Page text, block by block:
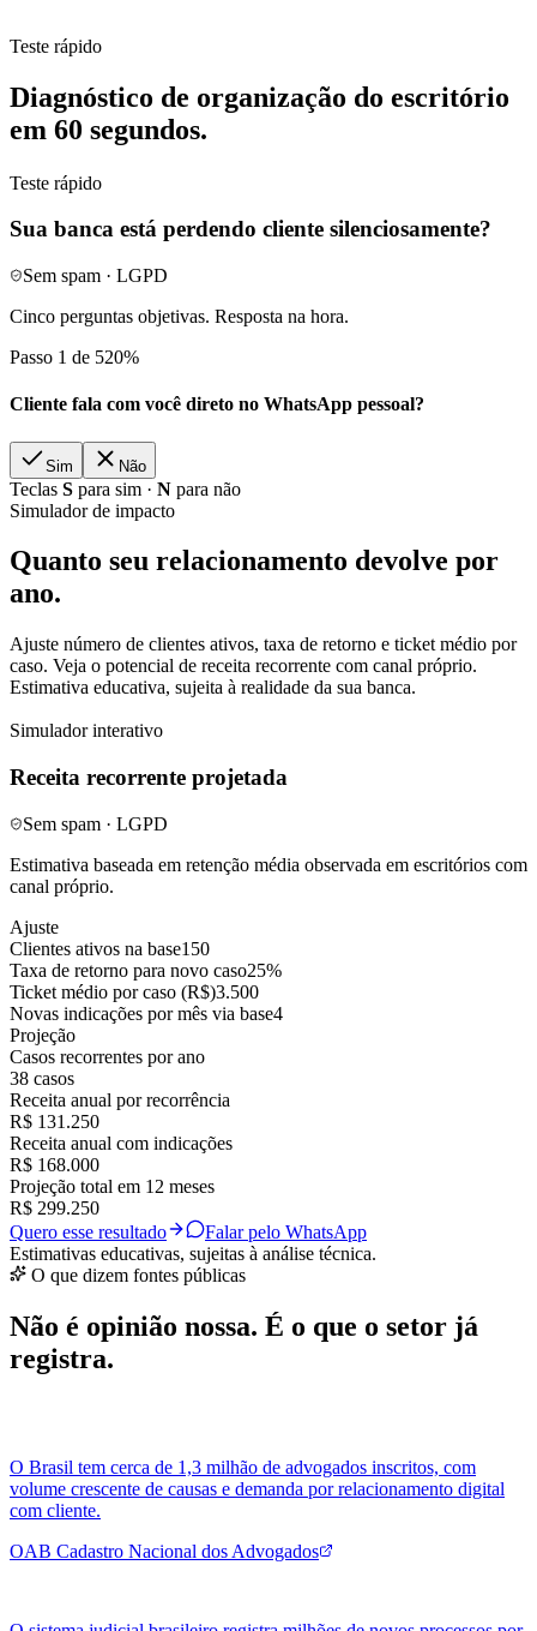
Teste rápido
Diagnóstico de organização do escritório
em 60 segundos.
Teste rápido
Sua banca está perdendo cliente silenciosamente?
Sem spam · LGPD
Cinco perguntas objetivas. Resposta na hora.
Passo 1 de 520%
Cliente fala com você direto no WhatsApp pessoal?
Sim Não
Teclas S para sim · N para não
Simulador de impacto
Quanto seu relacionamento devolve por
ano.
Ajuste número de clientes ativos, taxa de retorno e ticket médio por
caso. Veja o potencial de receita recorrente com canal próprio.
Estimativa educativa, sujeita à realidade da sua banca.
Simulador interativo
Receita recorrente projetada
Sem spam · LGPD
Estimativa baseada em retenção média observada em escritórios com
canal próprio.
Ajuste
Clientes ativos na base150
Taxa de retorno para novo caso25%
Ticket médio por caso (R$)3.500
Novas indicações por mês via base4
Projeção
Casos recorrentes por ano
38 casos
Receita anual por recorrência
R$ 131.250
Receita anual com indicações
R$ 168.000
Projeção total em 12 meses
R$ 299.250
Quero esse resultado
Falar pelo WhatsApp
Estimativas educativas, sujeitas à análise técnica.
O que dizem fontes públicas
Não é opinião nossa. É o que o setor já
registra.